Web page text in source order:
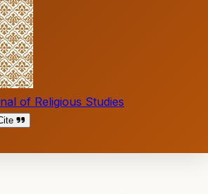
of Religious Studies